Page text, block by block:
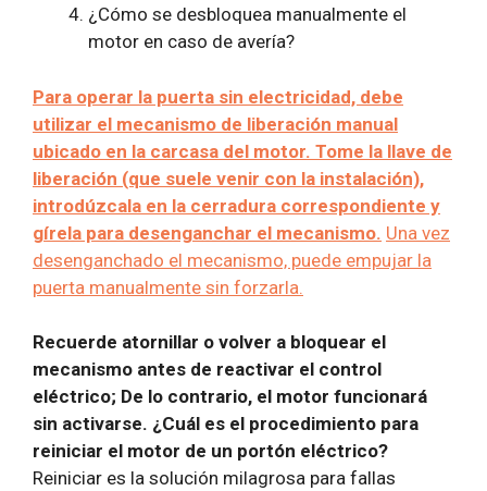
¿Cómo se desbloquea manualmente el
motor en caso de avería?
Para operar la puerta sin electricidad, debe
utilizar el mecanismo de liberación manual
ubicado en la carcasa del motor. Tome la llave de
liberación (que suele venir con la instalación),
introdúzcala en la cerradura correspondiente y
gírela para desenganchar el mecanismo. Una vez
desenganchado el mecanismo, puede empujar la
puerta manualmente sin forzarla.
Recuerde atornillar o volver a bloquear el
mecanismo antes de reactivar el control
eléctrico; De lo contrario, el motor funcionará
sin activarse. ¿Cuál es el procedimiento para
reiniciar el motor de un portón eléctrico?
Reiniciar es la solución milagrosa para fallas